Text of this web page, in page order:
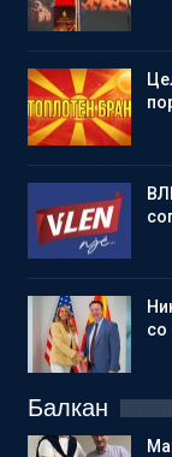
со
Балкан